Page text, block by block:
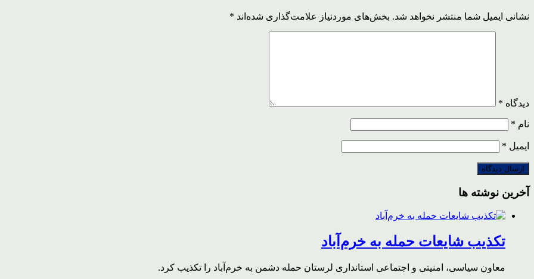
نشانی ایمیل شما منتشر نخواهد شد. بخش‌های موردنیاز علامت‌گذاری شده‌اند *
دیدگاه *
نام *
ایمیل *
آخرین نوشته ها
تکذیب شایعات حمله به خرم‌آباد
معاون سیاسی، امنیتی و اجتماعی استانداری لرستان حمله دشمن به خرم‌آباد را تکذیب کرد.